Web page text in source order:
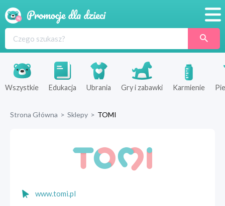
Produkty
Sklepy
Wszystkie Edukacja Ubrania Gry i zabawki Karmienie
Strona Główna > Sklepy > TOMI
www.tomi.pl